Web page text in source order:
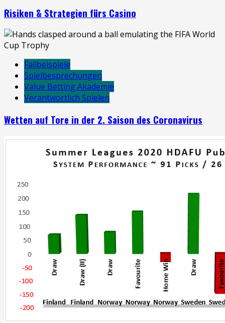
Risiken & Strategien fürs Casino
Fallbeispiele
Spielbesprechungen
Value Betting Akademie
Verantwortlich Spielen
Wetten auf Tore in der 2. Saison des Coronavirus